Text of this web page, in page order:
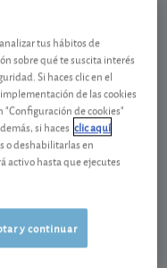
a SOCIOS
visión
trabaje
tus hábitos de
sobre qué te suscita interés
Si haces clic en el
de las cookies
"Configuración de cookies"
si haces clic aquí
o deshabilitarlas en
activo hasta que ejecutes
y continuar